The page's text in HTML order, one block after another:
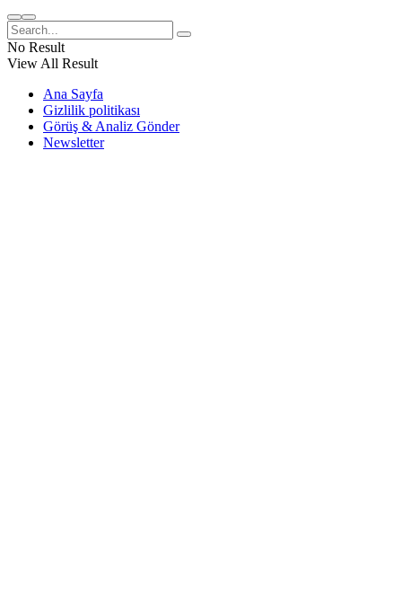
No Result
View All Result
Ana Sayfa
Gizlilik politikası
Görüş & Analiz Gönder
Newsletter